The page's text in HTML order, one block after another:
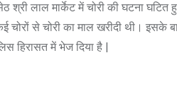
लाल मार्केट में चोरी की घटना घटित
से चोरी का माल खरीदी थी। इसके
हिरासत में भेज दिया है |